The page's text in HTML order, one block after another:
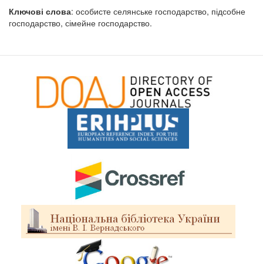
Ключові слова: особисте селянське господарство, підсобне
господарство, сімейне господарство.